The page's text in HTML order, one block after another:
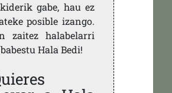
gabe, hau ez
posible izango.
zaitez halabelarri
Hala Bedi!